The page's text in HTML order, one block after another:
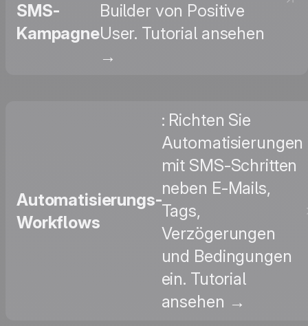
SMS-
Kampagne
Builder von Positive
User. Tutorial ansehen
→
Automatisierungs-
Workflows
: Richten Sie
Automatisierungen
mit SMS-Schritten
neben E-Mails,
Tags,
Verzögerungen
und Bedingungen
ein. Tutorial
ansehen →